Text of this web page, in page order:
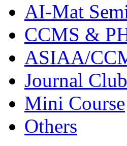
AI-Mat
CCMS &
ASIAA/
Journal
Mini Course
Others